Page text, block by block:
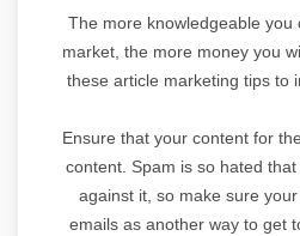
The more knowledgeable you
market, the more money you
these article marketing tips to
Ensure that your content for
content. Spam is so hated
against it, so make sure
emails as another way to get